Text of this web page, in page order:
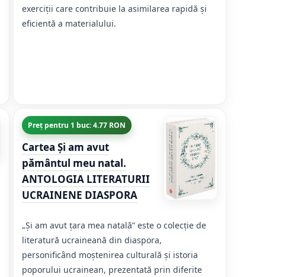
exerciții care contribuie la asimilarea rapidă și
eficientă a materialului.
Preț pentru 1 buc: 4.77 RON
Cartea Și am avut
pământul meu natal.
ANTOLOGIA LITERATURII
UCRAINENE DIASPORA
„Și am avut țara mea natală” este o colecție de
literatură ucraineană din diaspora,
personificând moștenirea culturală și istoria
poporului ucrainean, prezentată prin diferite